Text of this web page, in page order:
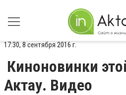
17:30, 8 сентября 2016 г.
Киноновинки
Актау. Видео